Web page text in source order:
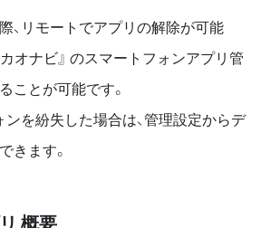
リモートでアプリの解除が可能
オナビ』 のスマートフォンアプリ管
ことが可能です。
ンを紛失した場合は、管理設定からデ
きます。
概要